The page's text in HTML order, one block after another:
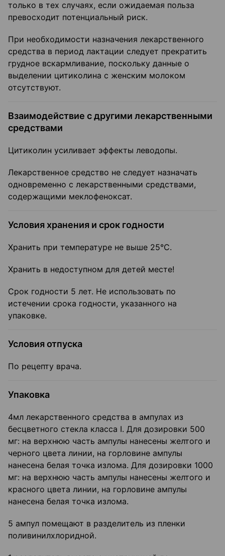
только в тех случаях, если ожидаемая польза
превосходит потенциальный риск.
При необходимости назначения лекарственного
средства в период лактации следует прекратить
грудное вскармливание, поскольку данные о
выделении цитиколина с женским молоком
отсутствуют.
Взаимодействие с другими лекарственными
средствами
Цитиколин усиливает эффекты леводопы.
Лекарственное средство не следует назначать
одновременно с лекарственными средствами,
содержащими меклофеноксат.
Условия хранения и срок годности
Хранить при температуре не выше 25°С.
Хранить в недоступном для детей месте!
Срок годности 5 лет. Не использовать по
истечении срока годности, указанного на
упаковке.
Условия отпуска
По рецепту врача.
Упаковка
4мл лекарственного средства в ампулах из
бесцветного стекла класса I. Для дозировки 500
мг: на верхнюю часть ампулы нанесены желтого и
черного цвета линии, на горловине ампулы
нанесена белая точка излома. Для дозировки 1000
мг: на верхнюю часть ампулы нанесены желтого и
красного цвета линии, на горловине ампулы
нанесена белая точка излома.
5 ампул помещают в разделитель из пленки
поливинилхлоридной.